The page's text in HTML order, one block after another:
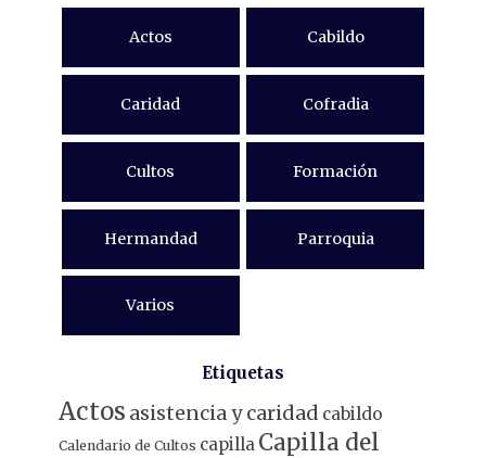
Actos Cabildo
Caridad Cofradia
Cultos Formación
Hermandad Parroquia
Varios
Etiquetas
Actos asistencia y caridad cabildo
Calendario de Cultos capilla Capilla del